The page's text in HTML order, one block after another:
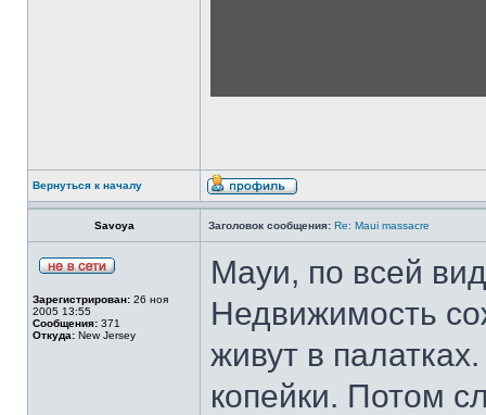
Вернуться к началу
Savoya Заголовок сообщения: Re: Maui massacre
Зарегистрирован: 26 ноя
2005 13:55
Сообщения: 371
Откуда: New Jersey
Мауи, по всей
Недвижимость
живут в
копейки. Потом